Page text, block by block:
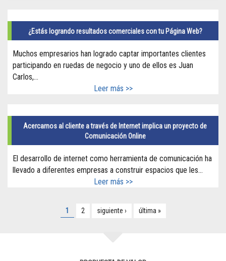
¿Estás logrando resultados comerciales con tu Página Web?
Muchos empresarios han logrado captar importantes clientes
participando en ruedas de negocio y uno de ellos es Juan
Carlos,...
Leer más >>
Acercarnos al cliente a través de Internet implica un proyecto de
Comunicación Online
El desarrollo de internet como herramienta de comunicación ha
llevado a diferentes empresas a construir espacios que les...
Leer más >>
1 2 siguiente › última »